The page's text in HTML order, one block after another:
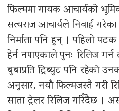
फिल्ममा गायक आचार्यको
सत्यराज आचार्यले निवार्ह
निर्माता पनि हुन् । पहिलो
हेर्न नपाएकाले पुनः रिलिज
बुबाप्रति ट्रिब्युट पनि रहेको
अनुसार, नयाँ फिल्मजस्तै गरी
साता ट्रेलर रिलिज गरिँदैछ ।